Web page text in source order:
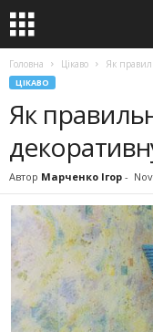
Головна Цікаво Як
ЦІКАВО
Як
Автор Марченко Ігор -